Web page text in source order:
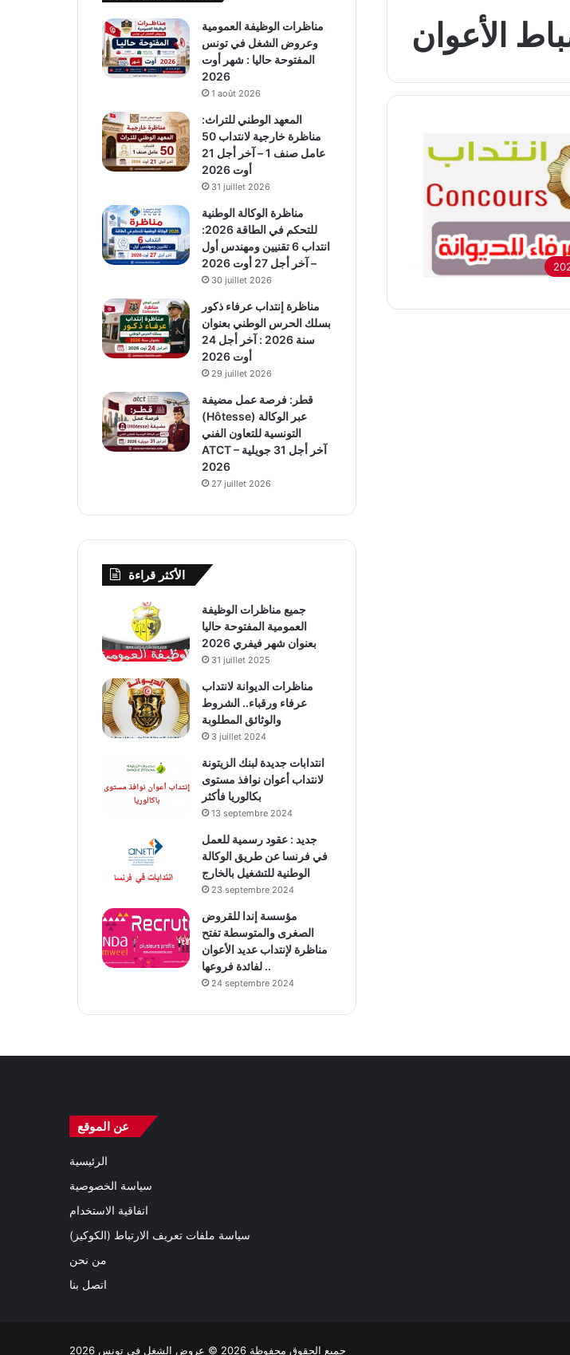
الأعوان
مناظرات الوظيفة العمومية
وعروض الشغل في تونس
المفتوحة حاليا : شهر أوت
2026
1 août 2026
المعهد الوطني للتراث:
مناظرة خارجية لانتداب 50
عامل صنف 1 – آخر أجل 21
أوت 2026
31 juillet 2026
مناظرة الوكالة الوطنية
للتحكم في الطاقة 2026:
انتداب 6 تقنيين ومهندس أول
– آخر أجل 27 أوت 2026
30 juillet 2026
مناظرة إنتداب عرفاء ذكور
بسلك الحرس الوطني بعنوان
سنة 2026 : آخر أجل 24
أوت 2026
29 juillet 2026
قطر: فرصة عمل مضيفة
(Hôtesse) عبر الوكالة
التونسية للتعاون الفني
ATCT – آخر أجل 31 جويلية
2026
27 juillet 2026
الأكثر قراءة
جميع مناظرات الوظيفة
العمومية المفتوحة حاليا
بعنوان شهر فيفري 2026
31 juillet 2025
مناظرات الديوانة لانتداب
عرفاء ورقباء.. الشروط
والوثائق المطلوبة
3 juillet 2024
انتدابات جديدة لبنك الزيتونة
لانتداب أعوان نوافذ مستوى
بكالوريا فأكثر
13 septembre 2024
جديد : عقود رسمية للعمل
في فرنسا عن طريق الوكالة
الوطنية للتشغيل بالخارج
23 septembre 2024
مؤسسة إندا للقروض
الصغرى والمتوسطة تفتح
مناظرة لإنتداب عديد الأعوان
لفائدة فروعها ..
24 septembre 2024
عن الموقع
الرئيسية
سياسة الخصوصية
اتفاقية الاستخدام
سياسة ملفات تعريف الارتباط (الكوكيز)
من نحن
اتصل بنا
جميع الحقوق محفوظة 2026 © عروض الشغل في تونس 2026